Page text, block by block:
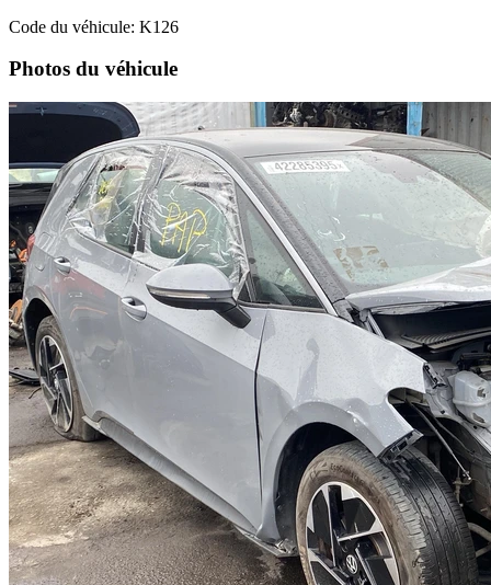
Code du véhicule: K126
Photos du véhicule